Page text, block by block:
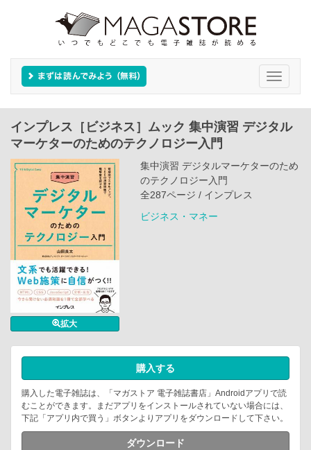
Toggle
インプレス［ビジネス］ムック 集中演習 デジタル
マーケターのためのテクノロジー入門
拡大
集中演習 デジタルマーケターのため
のテクノロジー入門
全287ページ / インプレス
ビジネス・マネー
購入する
購入した電子雑誌は、「マガストア 電子雑誌書店」Androidアプリで読
むことができます。まだアプリをインストールされていない場合には、
下記「アプリ内で買う」ボタンよりアプリをダウンロードして下さい。
ダウンロード